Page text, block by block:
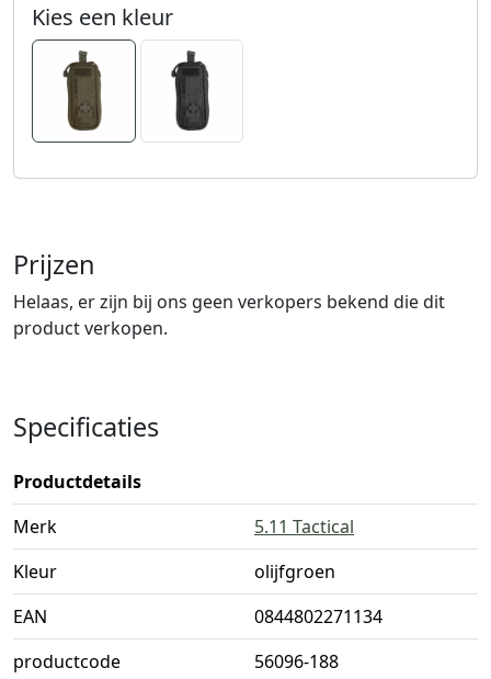
Kies een kleur
Prijzen
Helaas, er zijn bij ons geen verkopers bekend die dit
product verkopen.
Specificaties
Productdetails
Merk
5.11 Tactical
Kleur
olijfgroen
EAN
0844802271134
productcode
56096-188